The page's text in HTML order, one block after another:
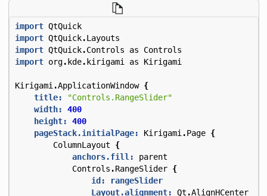
import QtQuick
import QtQuick.Layouts
import QtQuick.Controls as
Controls
import org. kde. kirigami as Kirigami
Kirigami .ApplicationWindow {
title:
"Controls.RangeSlider"
width:
400
height:
400
pageStack.initialPage:
Kirigami .Page {
ColumnLayout
{
anchors.fill:
parent
Controls .RangeSlider {
id: rangeSlider
Layout.alignment:
Qt .AlignHCenter